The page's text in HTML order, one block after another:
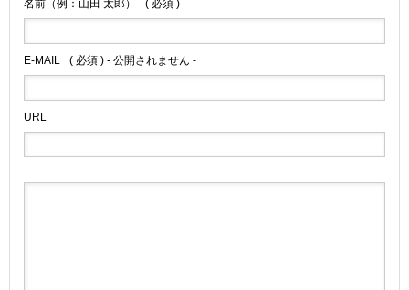
名前（例：山田 太郎） ( 必須 )
E-MAIL ( 必須 ) - 公開されません -
URL